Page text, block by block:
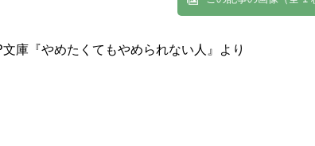
文庫『やめたくてもやめられない人』より